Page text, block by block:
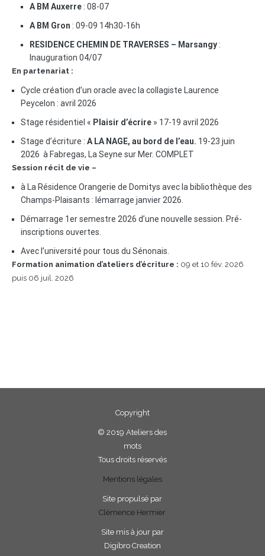
A BM Auxerre : 08-07
A BM Gron : 09-09 14h30-16h
RESIDENCE CHEMIN DE TRAVERSES – Marsangy :
Inauguration 04/07
En partenariat :
Cycle création d’un oracle avec la collagiste Laurence
Peycelon : avril 2026
Stage résidentiel « Plaisir d’écrire » 17-19 avril 2026
Stage d’écriture : A LA NAGE, au bord de l’eau. 19-23 juin
2026 à Fabregas, La Seyne sur Mer. COMPLET
Session récit de vie –
à La Résidence Orangerie de Domitys avec la bibliothèque des
Champs-Plaisants : lémarrage janvier 2026.
Démarrage 1er semestre 2026 d’une nouvelle session. Pré-
inscriptions ouvertes.
Avec l’université pour tous du Sénonais.
Formation animation d’ateliers d’écriture : 09 et 10 fév. 2026
puis 06 juil. 2026
Copyright
© 2019 Ateliers des
mots
Tous droits réservés
Mentions légales
Site propulsé par
Clémence Hermier
Site mis à jour par
Digibro Creation